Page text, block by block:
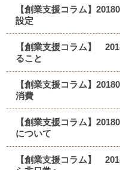
【創業支援コラム】
設定
【創業支援コラム】
ること
【創業支援コラム】
消費
【創業支援コラム】
について
【創業支援コラム】